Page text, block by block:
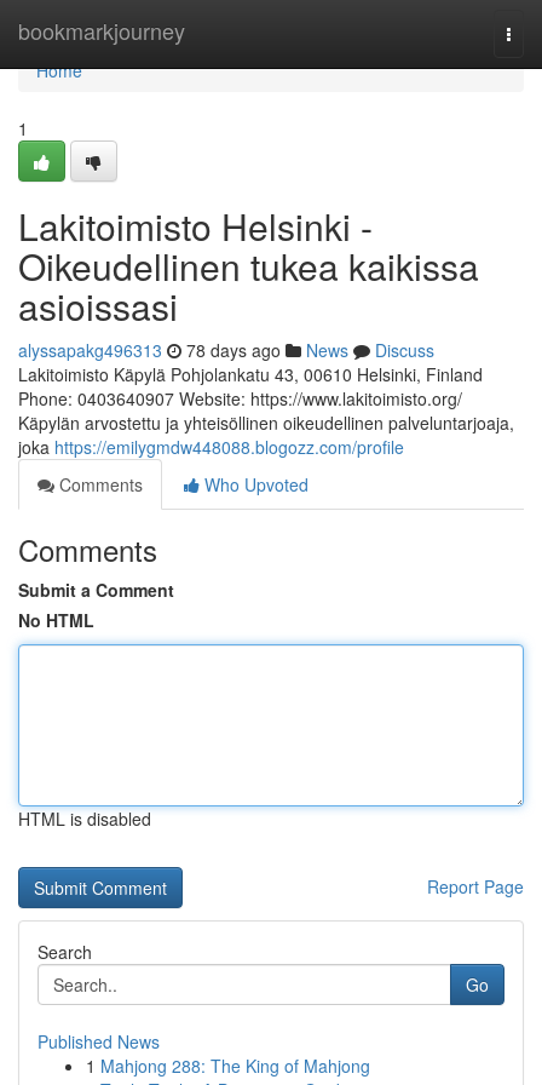
bookmarkjourney
Home
Home
1
Lakitoimisto Helsinki -
Oikeudellinen tukea kaikissa
asioissasi
alyssapakg496313 78 days ago News
Discuss
Lakitoimisto Käpylä Pohjolankatu 43, 00610 Helsinki, Finland
Phone: 0403640907 Website: https://www.lakitoimisto.org/
Käpylän arvostettu ja yhteisöllinen oikeudellinen palveluntarjoaja,
joka https://emilygmdw448088.blogozz.com/profile
Comments
Who Upvoted
Comments
Submit a Comment
No HTML
HTML is disabled
Report Page
Search
Go
Published News
1 Mahjong 288: The King of Mahjong